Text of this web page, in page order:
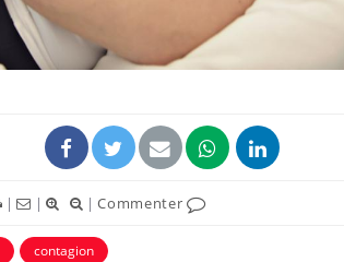
| | |Commenter
contagion